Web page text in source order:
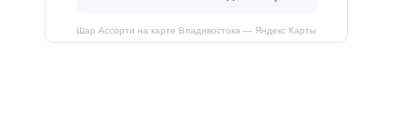
Шар Ассорти на карте Владивостока — Яндекс Карты